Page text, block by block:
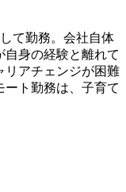
て勤務。会社自体
自身の経験と離れて
リアチェンジが困難
ート勤務は、子育て